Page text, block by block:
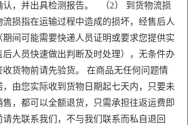
，并出具检测报告。   （2） 到货物流损
损指在运输过程中造成的损坏，经售后人
期间可能需要快递人员证明或要求您提供实
人员快速做出判断及时处理），无条件办
货物前请先验货。 在商品无任何问题情
由您实际收到货物日期起七天内，只要未
，都可以全额退货，只需承担往返运费即
先联系我们，不与我们联系而私自退回